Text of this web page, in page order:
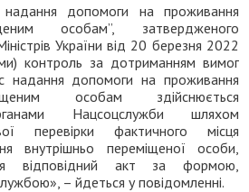
допомоги на проживання
особам”, затвердженого
України від 20 березня 2022
контроль за дотриманням вимог
надання допомоги на проживання
особам здійснюється
Нацсоцслужби шляхом
перевірки фактичного місця
внутрішньо переміщеної особи,
відповідний акт за формою,
– йдеться у повідомленні.